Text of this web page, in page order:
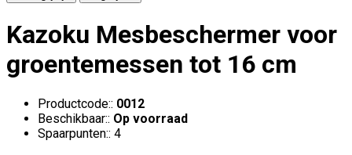
Kazoku Mesbeschermer voor
groentemessen tot 16 cm
Productcode:: 0012
Beschikbaar:: Op voorraad
Spaarpunten:: 4